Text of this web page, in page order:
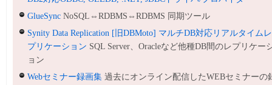
GlueSync NoSQL⇔RDBMS⇔RDBMS 同期ツール
Synity Data Replication [旧DBMoto] マルチDB対応リアルタイムレ
プリケーション SQL Server、Oracleなど他種DB間のレプリケー
ョン
Webセミナー録画集 過去にオンライン配信したWEBセミナーの